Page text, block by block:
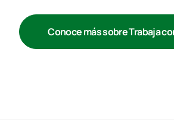
Conoce más sobre Trabaja